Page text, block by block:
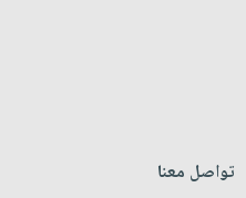
تواصل معنا